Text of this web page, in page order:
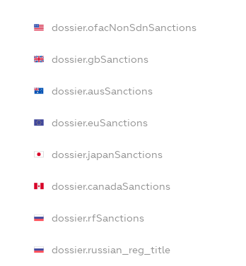
dossier.ofacNonSdnSanctions
dossier.gbSanctions
dossier.ausSanctions
dossier.euSanctions
dossier.japanSanctions
dossier.canadaSanctions
dossier.rfSanctions
dossier.russian_reg_title